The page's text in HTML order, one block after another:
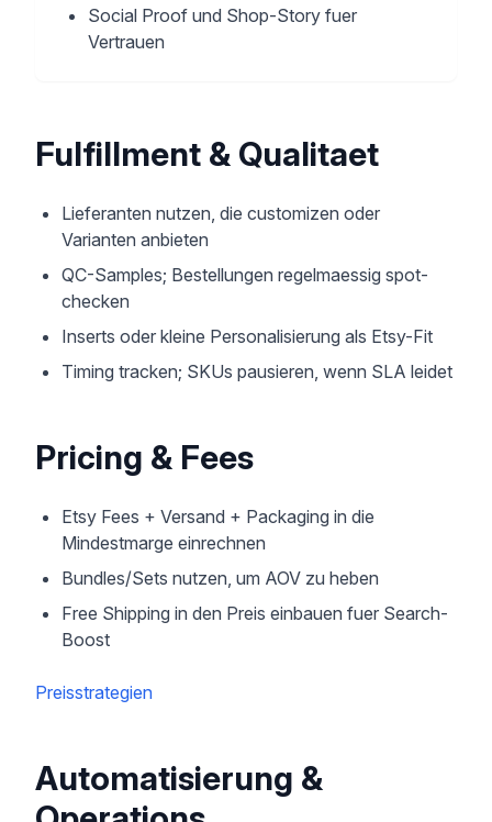
Social Proof und Shop-Story fuer
Vertrauen
Fulfillment & Qualitaet
Lieferanten nutzen, die customizen oder
Varianten anbieten
QC-Samples; Bestellungen regelmaessig spot-
checken
Inserts oder kleine Personalisierung als Etsy-Fit
Timing tracken; SKUs pausieren, wenn SLA leidet
Pricing & Fees
Etsy Fees + Versand + Packaging in die
Mindestmarge einrechnen
Bundles/Sets nutzen, um AOV zu heben
Free Shipping in den Preis einbauen fuer Search-
Boost
Preisstrategien
Automatisierung &